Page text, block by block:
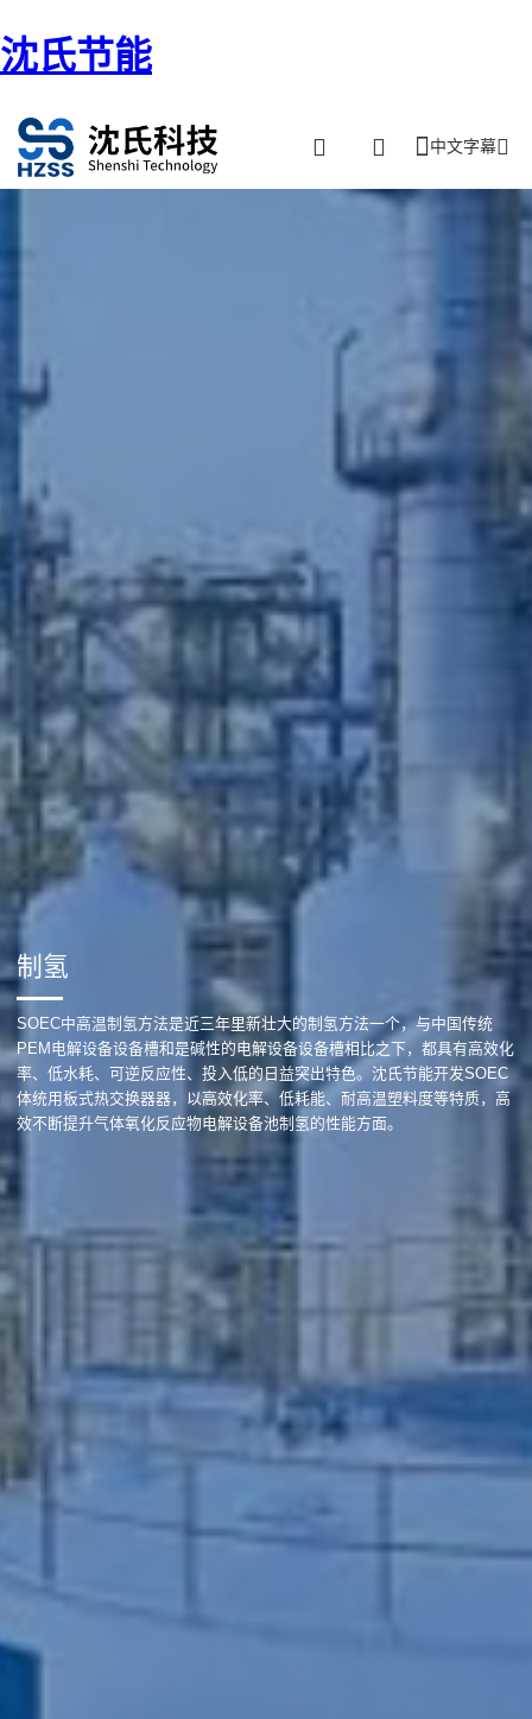
沈氏节能
中文字幕
制氢
SOEC中高温制氢方法是近三年里新壮大的制氢方法一个，与中国传统
PEM电解设备设备槽和是碱性的电解设备设备槽相比之下，都具有高效化
率、低水耗、可逆反应性、投入低的日益突出特色。沈氏节能开发SOEC
体统用板式热交换器器，以高效化率、低耗能、耐高温塑料度等特质，高
效不断提升气体氧化反应物电解设备池制氢的性能方面。